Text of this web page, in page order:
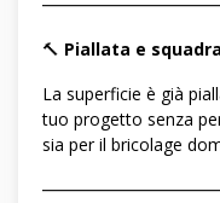
🔨 Piallata e
La superficie è già
tuo progetto senza
sia per il bricolage